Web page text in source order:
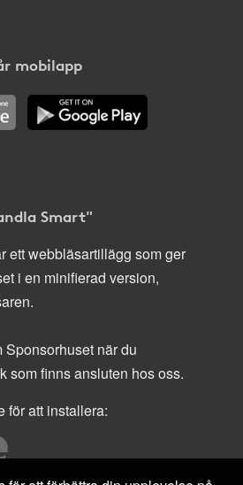
mobilapp
Smart"
ett webbläsartillägg som ger
i en minifierad version,
Sponsorhuset när du
som finns ansluten hos oss.
för att installera: